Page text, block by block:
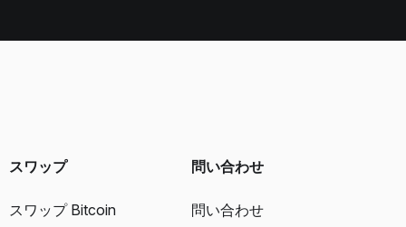
スワップ
スワップ Bitcoin
問い合わせ
問い合わせ